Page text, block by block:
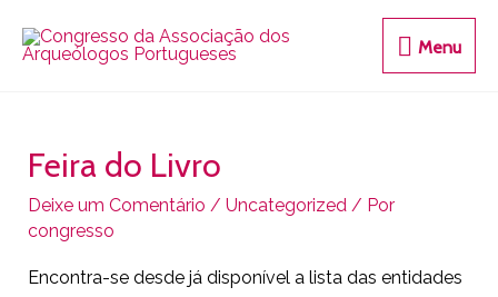
Menu
Feira do Livro
Deixe um Comentário / Uncategorized/ Por
congresso
Encontra-se desde já disponível a lista das entidades